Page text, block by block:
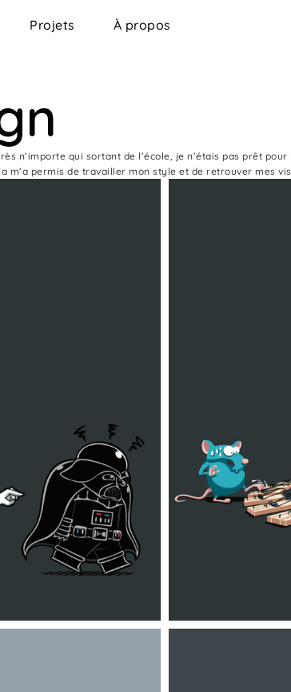
Projets À propos
n’importe qui sortant de l’école, je n’étais pas prêt
m’a permis de travailler mon style et de retrouver mes